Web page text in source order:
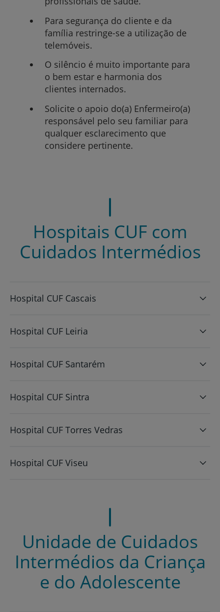
Para segurança do cliente e da
família restringe-se a utilização de
telemóveis.
O silêncio é muito importante para
o bem estar e harmonia dos
clientes internados.
Solicite o apoio do(a) Enfermeiro(a)
responsável pelo seu familiar para
qualquer esclarecimento que
considere pertinente.
Hospitais CUF com
Cuidados Intermédios
Hospital CUF Cascais
Hospital CUF Leiria
Hospital CUF Santarém
Hospital CUF Sintra
Hospital CUF Torres Vedras
Hospital CUF Viseu
Unidade de Cuidados
Intermédios da Criança
e do Adolescente